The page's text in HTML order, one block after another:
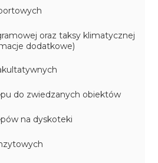
oraz taksy klimatycznej
dodatkowe)
do zwiedzanych obiektów
na dyskoteki